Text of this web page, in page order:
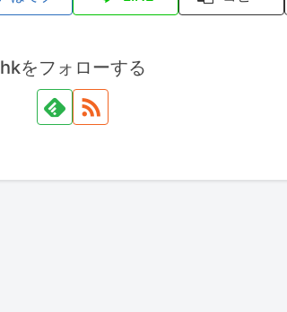
hkをフォローする